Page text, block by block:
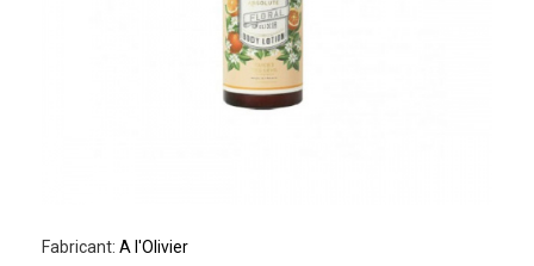
Fabricant: A l'Olivier